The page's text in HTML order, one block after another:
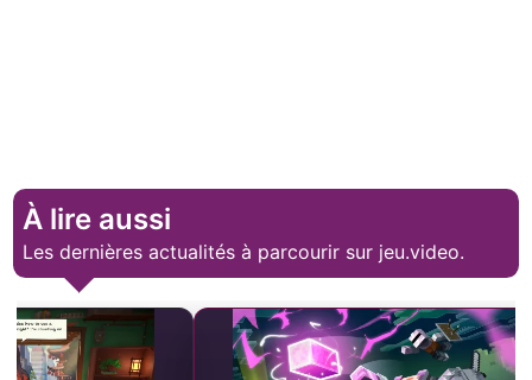
À lire aussi
Les dernières actualités à parcourir sur jeu.video.